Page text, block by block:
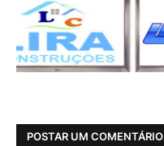
POSTAR UM COMENTÁRIO